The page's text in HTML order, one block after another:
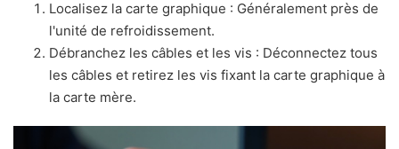
Localisez la carte graphique : Généralement près de
l'unité de refroidissement.
Débranchez les câbles et les vis : Déconnectez tous
les câbles et retirez les vis fixant la carte graphique à
la carte mère.